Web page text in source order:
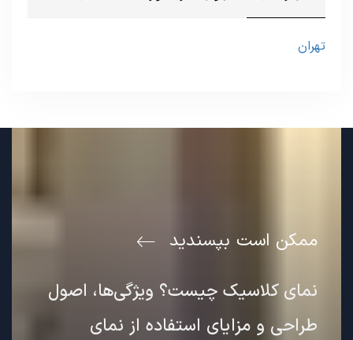
تهران
ممکن است بپسندید
نمای کلاسیک چیست؟ ویژگی‌ها، اصول
طراحی و مزایای استفاده از نمای